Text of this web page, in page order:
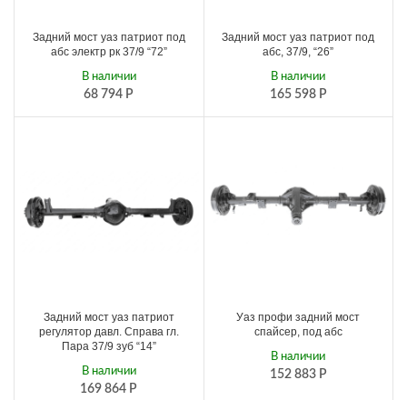
Задний мост уаз патриот под
абс электр рк 37/9 “72”
68 794 Р
В наличии
Задний мост уаз патриот под
абс, 37/9, “26”
165 598 Р
В наличии
Задний мост уаз патриот
регулятор давл. Справа гл.
Пара 37/9 зуб “14”
169 864 Р
В наличии
Уаз профи задний мост
спайсер, под абс
152 883 Р
В наличии